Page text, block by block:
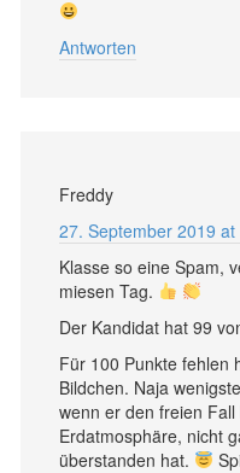
Antworten
Freddy
27. September 2019 at
Klasse so eine Spam,
miesen Tag.
Der Kandidat hat 99
Für 100 Punkte fehlen
Bildchen. Naja
wenn er den freien
Erdatmosphäre, nicht
überstanden hat.